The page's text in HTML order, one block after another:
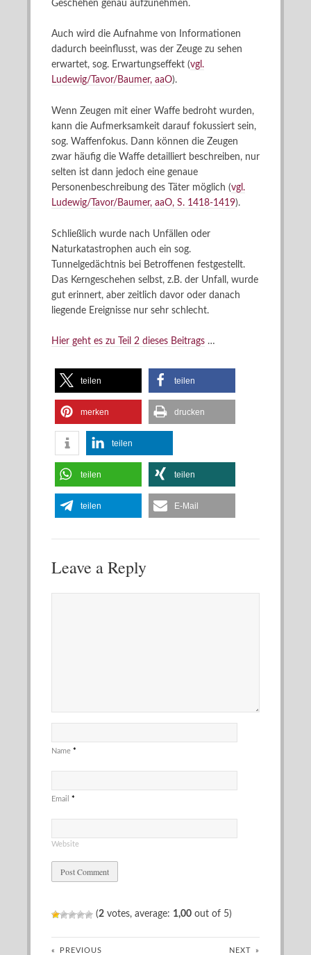
Geschehen genau aufzunehmen.
Auch wird die Aufnahme von Informationen
dadurch beeinflusst, was der Zeuge zu sehen
erwartet, sog. Erwartungseffekt (vgl.
Ludewig/Tavor/Baumer, aaO).
Wenn Zeugen mit einer Waffe bedroht wurden,
kann die Aufmerksamkeit darauf fokussiert sein,
sog. Waffenfokus. Dann können die Zeugen
zwar häufig die Waffe detailliert beschreiben, nur
selten ist dann jedoch eine genaue
Personenbeschreibung des Täter möglich (vgl.
Ludewig/Tavor/Baumer, aaO, S. 1418-1419).
Schließlich wurde nach Unfällen oder
Naturkatastrophen auch ein sog.
Tunnelgedächtnis bei Betroffenen festgestellt.
Das Kerngeschehen selbst, z.B. der Unfall, wurde
gut erinnert, aber zeitlich davor oder danach
liegende Ereignisse nur sehr schlecht.
Hier geht es zu Teil 2 dieses Beitrags …
teilen teilen
merken drucken
teilen
teilen teilen
teilen E-Mail
Leave a Reply
Name *
Email *
Website
(2 votes, average: 1,00 out of 5)
« PREVIOUS NEXT »